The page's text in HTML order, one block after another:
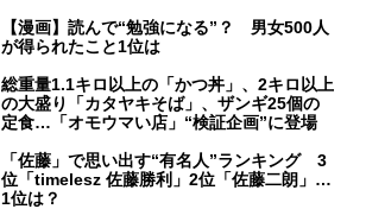
【漫画】読んで“勉強になる”？ 男女500人
が得られたこと1位は
総重量1.1キロ以上の「かつ丼」、2キロ以上
の大盛り「カタヤキそば」、ザンギ25個の
定食…「オモウマい店」“検証企画”に登場
「佐藤」で思い出す“有名人”ランキング 3
位「timelesz 佐藤勝利」2位「佐藤二朗」…
1位は？